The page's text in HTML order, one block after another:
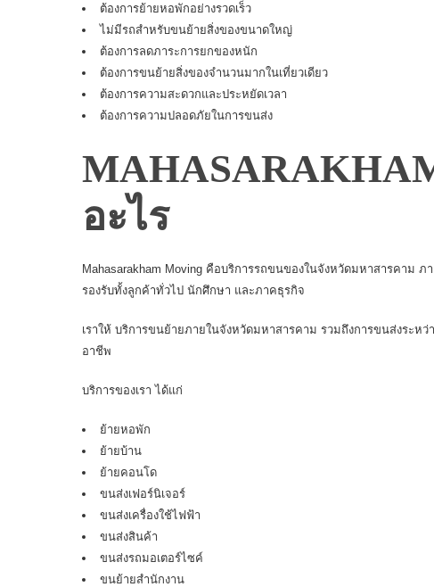
ต้องการย้ายหอพักอย่างรวดเร็ว
ไม่มีรถสำหรับขนย้ายสิ่งของขนาดใหญ่
ต้องการลดภาระการยกของหนัก
ต้องการขนย้ายสิ่งของจำนวนมากในเที่ยวเดียว
ต้องการความสะดวกและประหยัดเวลา
ต้องการความปลอดภัยในการขนส่ง
อะไร
Mahasarakham Moving คือบริการรถขนของในจังหวัดมหาสารคาม ภ
รองรับทั้งลูกค้าทั่วไป นักศึกษา และภาคธุรกิจ
เราให้ บริการขนย้ายภายในจังหวัดมหาสารคาม รวมถึงการขนส่งระห
อาชีพ
บริการของเรา ได้แก่
ย้ายหอพัก
ย้ายบ้าน
ย้ายคอนโด
ขนส่งเฟอร์นิเจอร์
ขนส่งเครื่องใช้ไฟฟ้า
ขนส่งสินค้า
ขนส่งรถมอเตอร์ไซค์
ขนย้ายสำนักงาน